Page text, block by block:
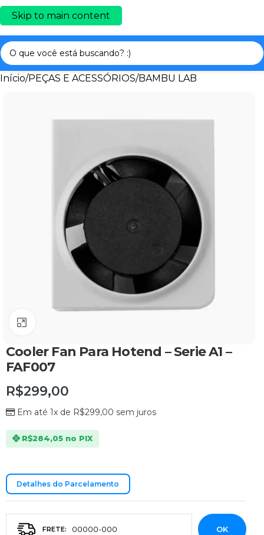
Skip to main content
Início/PEÇAS E ACESSÓRIOS/BAMBU LAB
Cooler Fan Para Hotend – Serie A1 –
FAF007
R$299,00
Em até 1x de R$299,00 sem juros
R$284,05 no PIX
Detalhes do Parcelamento
OK